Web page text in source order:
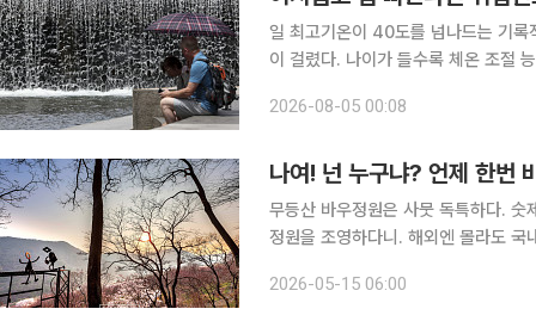
일 최고기온이 40도를 넘나드는 기록
이 걸렸다. 나이가 들수록 체온 조절
시동부는 폭염특보가 30일째 지속
2026-08-05 00:08
나여! 넌 누구냐? 언제 한번
무등산 바우정원은 사뭇 독특하다. 숫
정원을 조영하다니. 해외엔 몰라도 국
고속도로 건설 공사장에서 나온 바위
2026-05-15 06:00